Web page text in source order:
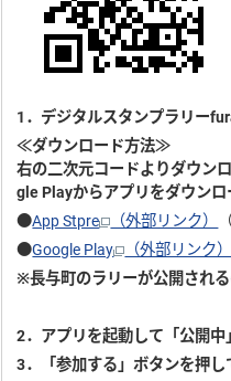
1．デジタルスタンプラリー
≪ダウンロード方法≫
右の二次元コードよりダウン
gle Playからアプリをダウンロ
●App Stpre （外部リンク）
●Google Play （外部リンク）
※長与町のラリーが公開される
2．アプリを起動して「公開
3．「参加する」ボタンを押